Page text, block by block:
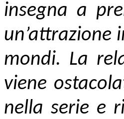
insegna a
un’attrazione
mondi. La
viene
nella serie e